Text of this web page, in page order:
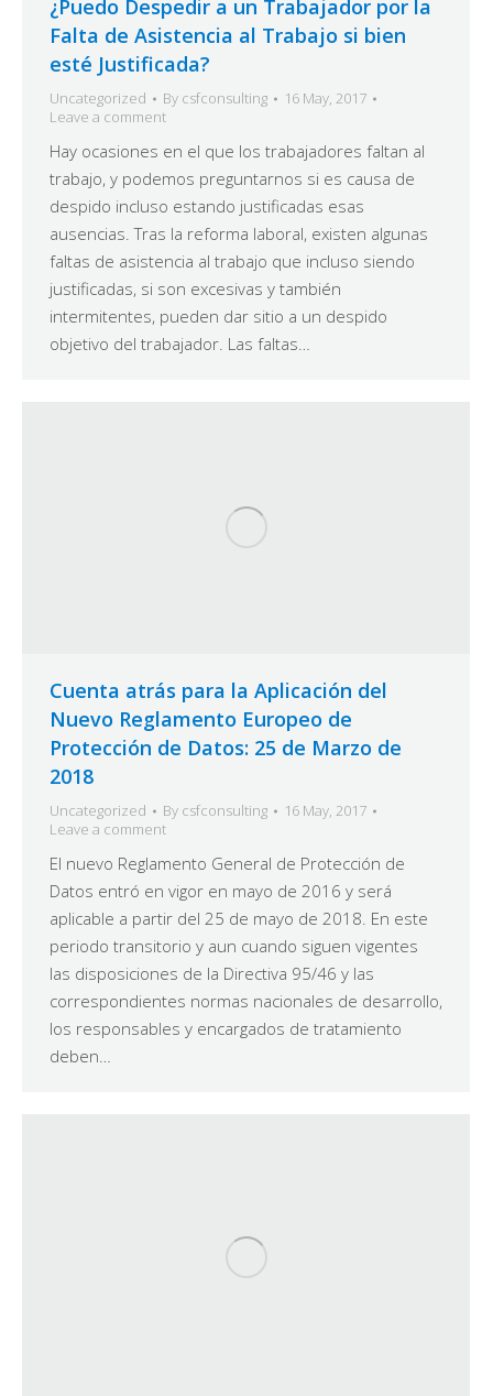
¿Puedo Despedir a un Trabajador por la
Falta de Asistencia al Trabajo si bien
esté Justificada?
Uncategorized By csfconsulting
16 May, 2017
Leave a comment
Hay ocasiones en el que los trabajadores faltan al
trabajo, y podemos preguntarnos si es causa de
despido incluso estando justificadas esas
ausencias. Tras la reforma laboral, existen algunas
faltas de asistencia al trabajo que incluso siendo
justificadas, si son excesivas y también
intermitentes, pueden dar sitio a un despido
objetivo del trabajador. Las faltas…
Cuenta atrás para la Aplicación del
Nuevo Reglamento Europeo de
Protección de Datos: 25 de Marzo de
2018
Uncategorized By csfconsulting
16 May, 2017
Leave a comment
El nuevo Reglamento General de Protección de
Datos entró en vigor en mayo de 2016 y será
aplicable a partir del 25 de mayo de 2018. En este
periodo transitorio y aun cuando siguen vigentes
las disposiciones de la Directiva 95/46 y las
correspondientes normas nacionales de desarrollo,
los responsables y encargados de tratamiento
deben…